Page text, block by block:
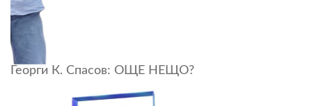
Георги К. Спасов: ОЩЕ НЕЩО?